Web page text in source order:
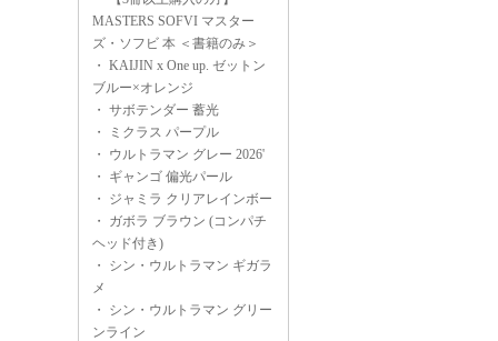
MASTERS SOFVI マスター
ズ・ソフビ 本 ＜書籍のみ＞
・ KAIJIN x One up. ゼットン
ブルー×オレンジ
・ サボテンダー 蓄光
・
ミクラス パープル
・ ウルトラマン グレー 2026'
・ ギャンゴ 偏光パール
・ ジャミラ クリアレインボー
・ ガボラ ブラウン (コンパチ
ヘッド付き)
・ シン・ウルトラマン ギガラ
メ
・ シン・ウルトラマン グリー
ンライン